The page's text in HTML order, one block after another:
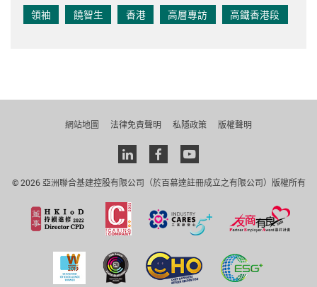
領袖
饒智生 香港 高層專訪 高鐵香港段
網站地圖 法律免責聲明 私隱政策 版權聲明
Linkedinfacebookyoutube
© 2026 亞洲聯合基建控股有限公司（於百慕達註冊成立之有限公司）版權所有